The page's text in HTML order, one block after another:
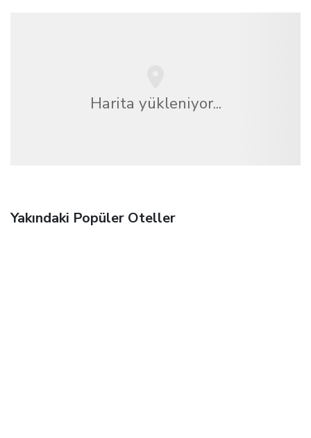
Harita yükleniyor...
Yakındaki Popüler Oteller